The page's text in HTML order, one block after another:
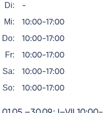
Di: -
Mi: 10:00-17:00
Do: 10:00-17:00
Fr: 10:00-17:00
Sa: 10:00-17:00
So: 10:00-17:00